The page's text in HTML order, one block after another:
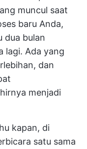
muncul saat
baru Anda,
dua bulan
lagi. Ada yang
dan
menjadi
kapan, di
satu sama